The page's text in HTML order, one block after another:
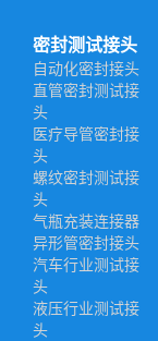
密封测试接头
自动化密封接头
直管密封测试接
头
医疗导管密封接
头
螺纹密封测试接
头
气瓶充装连接器
异形管密封接头
汽车行业测试接
头
液压行业测试接
头